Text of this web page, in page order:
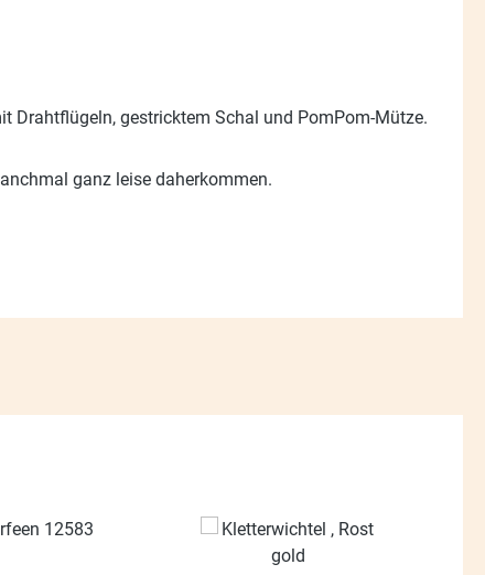
Drahtflügeln, gestricktem Schal und PomPom-Mütze.
ganz leise daherkommen.